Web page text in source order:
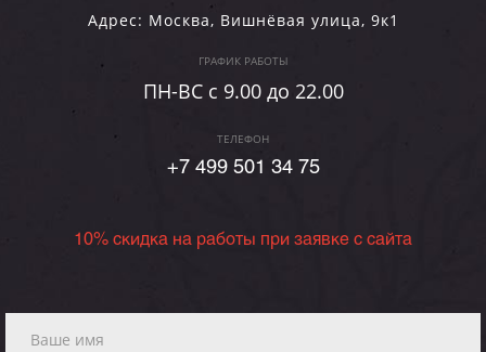
Адрес: Москва, Вишнёвая улица, 9к1
ГРАФИК РАБОТЫ
ПН-ВC c 9.00 до 22.00
ТЕЛЕФОН
+7 499 501 34 75
10% скидка на работы при заявке с сайта